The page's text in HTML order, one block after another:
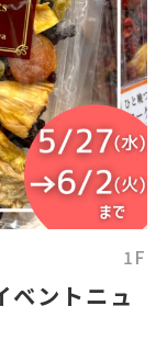
1F
ントニュ